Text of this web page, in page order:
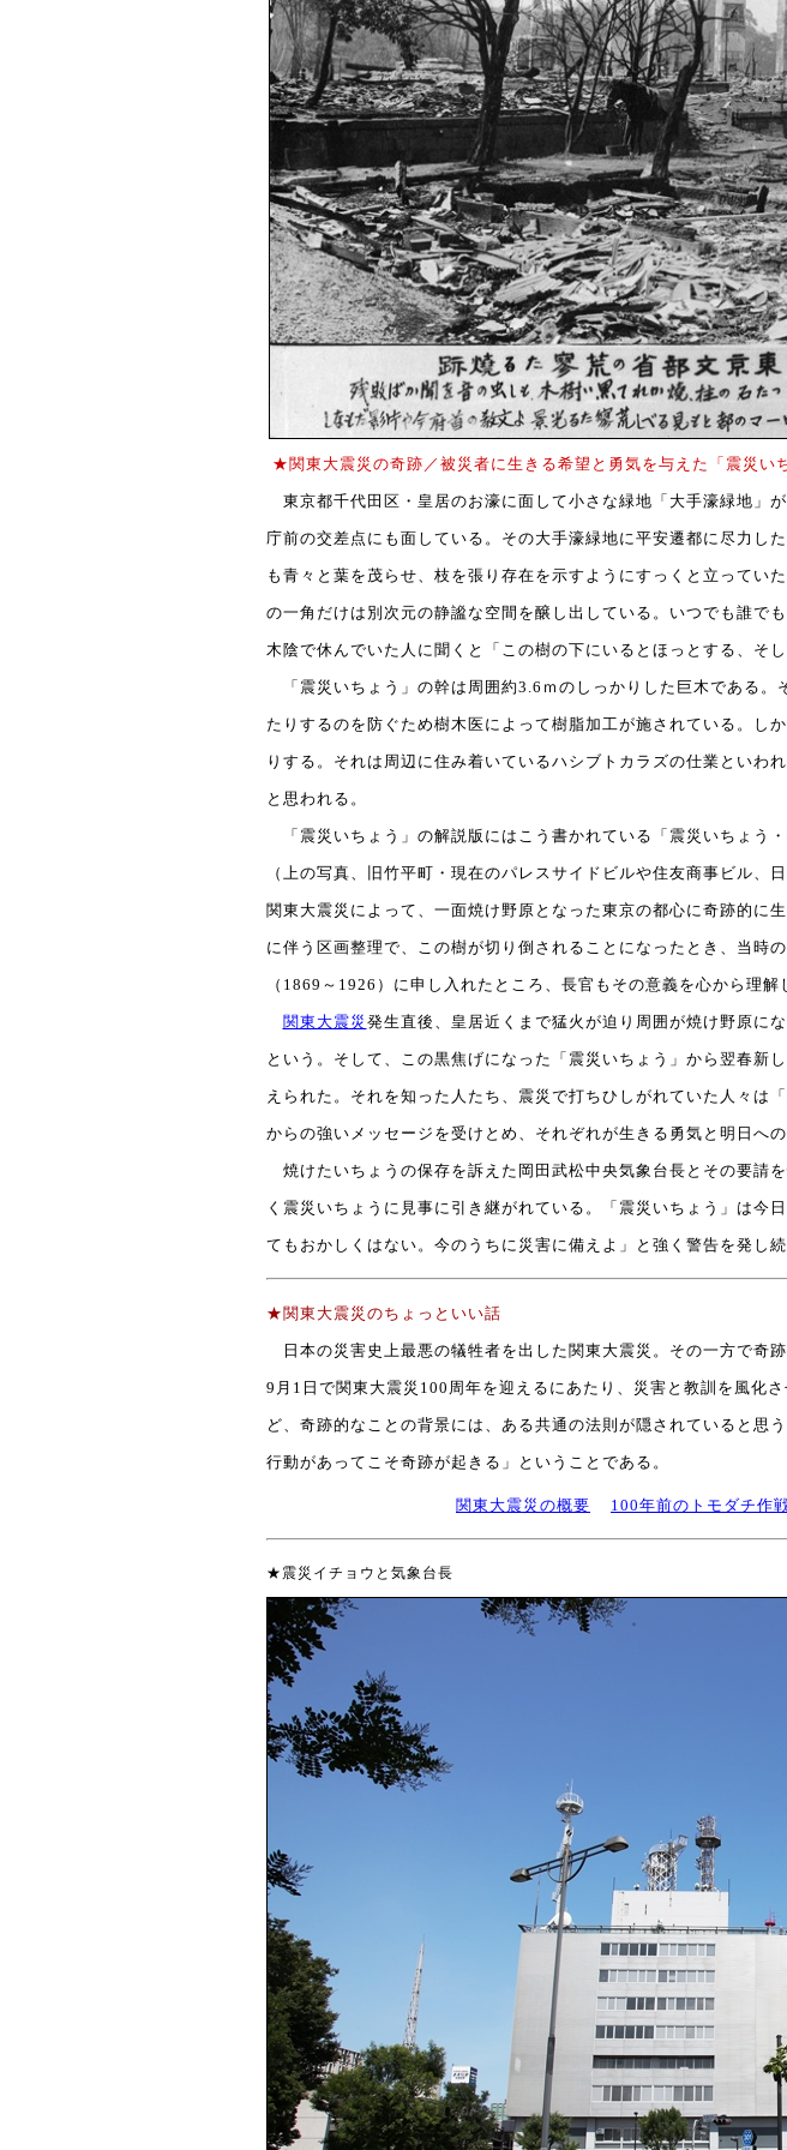
★関東大震災の奇跡／被災者に生きる希望と勇気を与えた「震災い
東京都千代田区・皇居のお濠に面して小さな緑地「大手濠緑地」
庁前の交差点にも面している。その大手濠緑地に平安遷都に尽力し
も青々と葉を茂らせ、枝を張り存在を示すようにすっくと立ってい
の一角だけは別次元の静謐な空間を醸し出している。いつでも誰で
木陰で休んでいた人に聞くと「この樹の下にいるとほっとする、そ
「震災いちょう」の幹は周囲約3.6ｍのしっかりした巨木である
たりするのを防ぐため樹木医によって樹脂加工が施されている。し
りする。それは周辺に住み着いているハシブトカラズの仕業といわ
と思われる。
「震災いちょう」の解説版にはこう書かれている「震災いちょう
（上の写真、旧竹平町・現在のパレスサイドビルや住友商事ビル
関東大震災によって、一面焼け野原となった東京の都心に奇跡的に
に伴う区画整理で、この樹が切り倒されることになったとき、当時
（1869～1926）に申し入れたところ、長官もその意義を心から理
関東大震災 発生直後、皇居近くまで猛火が迫り周囲が焼け野原に
という。そして、この黒焦げになった「震災いちょう」から翌春新
えられた。それを知った人たち、震災で打ちひしがれていた人々は
からの強いメッセージを受けとめ、それぞれが生きる勇気と明日へ
焼けたいちょうの保存を訴えた岡田武松中央気象台長とその要請
く震災いちょうに見事に引き継がれている。「震災いちょう」は今
てもおかしくはない。今のうちに災害に備えよ」と強く警告を発し続
★関東大震災のちょっといい話
日本の災害史上最悪の犠牲者を出した関東大震災。その一方で奇
9月1日で関東大震災100周年を迎えるにあたり、災害と教訓を風化
ど、奇跡的なことの背景には、ある共通の法則が隠されていると思
行動があってこそ奇跡が起きる」ということである。
関東大震災の概要 100年前のトモダチ作
★震災イチョウと気象台長